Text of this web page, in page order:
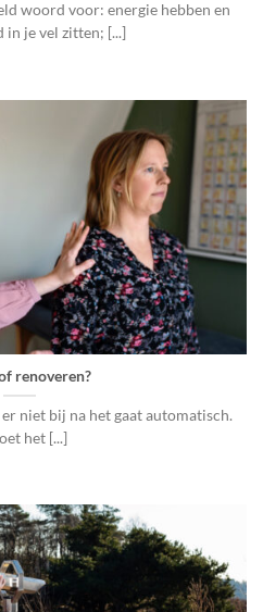
woord voor: energie hebben en
in je vel zitten; [...]
renoveren?
niet bij na het gaat automatisch.
het [...]